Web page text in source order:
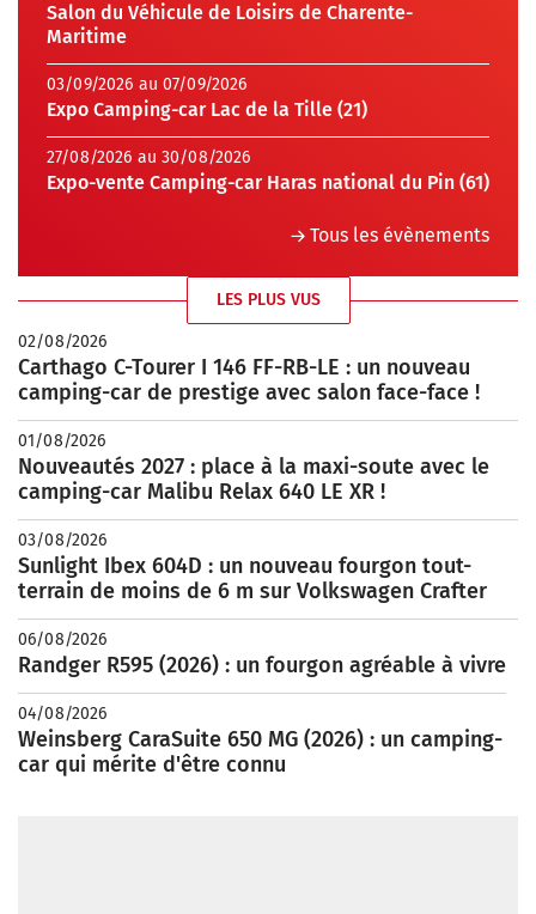
Salon du Véhicule de Loisirs de Charente-
Maritime
03/09/2026 au 07/09/2026
Expo Camping-car Lac de la Tille (21)
27/08/2026 au 30/08/2026
Expo-vente Camping-car Haras national du Pin (61)
Tous les évènements
LES PLUS VUS
02/08/2026
Carthago C-Tourer I 146 FF-RB-LE : un nouveau
camping-car de prestige avec salon face-face !
01/08/2026
Nouveautés 2027 : place à la maxi-soute avec le
camping-car Malibu Relax 640 LE XR !
03/08/2026
Sunlight Ibex 604D : un nouveau fourgon tout-
terrain de moins de 6 m sur Volkswagen Crafter
06/08/2026
Randger R595 (2026) : un fourgon agréable à vivre
04/08/2026
Weinsberg CaraSuite 650 MG (2026) : un camping-
car qui mérite d'être connu